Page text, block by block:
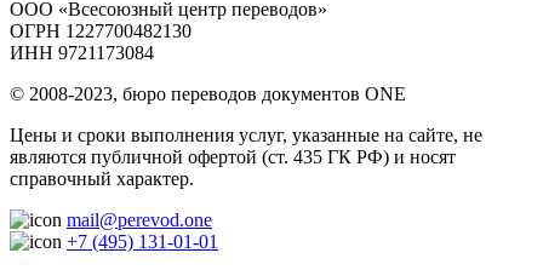
ООО «Всесоюзный центр переводов»
ОГРН 1227700482130
ИНН 9721173084
© 2008-2023, бюро переводов документов ONE
Цены и сроки выполнения услуг, указанные на сайте, не
являются публичной офертой (ст. 435 ГК РФ) и носят
справочный характер.
mail@perevod.one
+7 (495) 131-01-01